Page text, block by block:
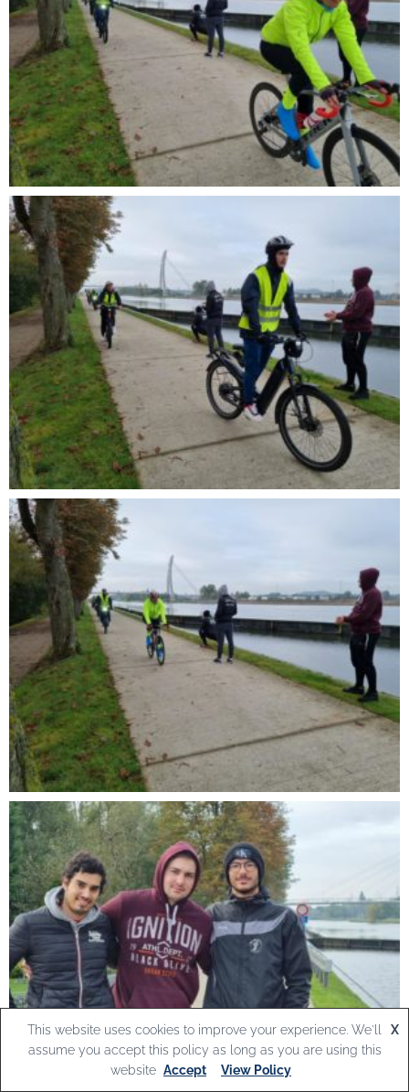
This website uses cookies to improve your experience. We'll
assume you accept this policy as long as you are using this
website
X
Accept View Policy